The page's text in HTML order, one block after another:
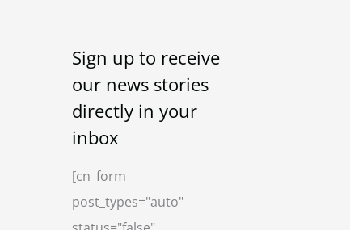
Sign up to receive
our news stories
directly in your
inbox
[cn_form
post_types="auto"
r
i
e
a
g
r
i